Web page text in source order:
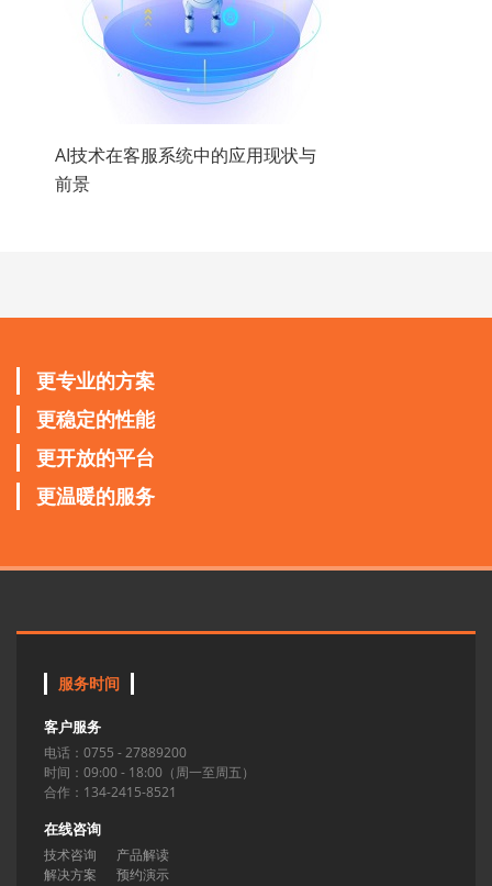
AI技术在客服系统中的应用现状与
前景
更专业的方案
更稳定的性能
更开放的平台
更温暖的服务
服务时间
客户服务
电话：0755 - 27889200
时间：09:00 - 18:00（周一至周五）
合作：134-2415-8521
在线咨询
技术咨询
产品解读
解决方案
预约演示